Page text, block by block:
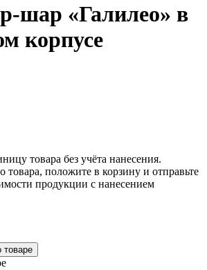
шар «Галилео» в
корпусе
товара без учёта нанесения.
товара, положите в корзину и отправьте
продукции с нанесением
товаре